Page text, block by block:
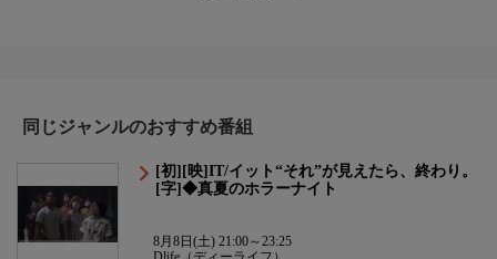
同じジャンルのおすすめ番組
[初][映]IT/イット“それ”が見えたら、終わり。
[字]◆真夏のホラーナイト
8月8日(土) 21:00～23:25